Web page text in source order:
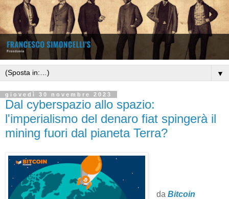
▼
giovedì 30 novembre 2023
Dal cyberspazio allo spazio:
l'imperialismo del denaro fiat spingerà il
mining fuori dal pianeta Terra?
da Bitcoin